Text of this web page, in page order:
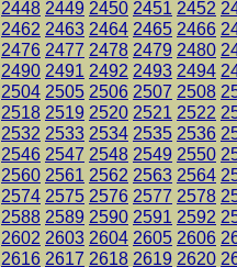
2448 2449 2450 2451 2452
2462 2463 2464 2465 2466
2476 2477 2478 2479 2480
2490 2491 2492 2493 2494
2504 2505 2506 2507 2508
2518 2519 2520 2521 2522
2532 2533 2534 2535 2536
2546 2547 2548 2549 2550
2560 2561 2562 2563 2564
2574 2575 2576 2577 2578
2588 2589 2590 2591 2592
2602 2603 2604 2605 2606
2616 2617 2618 2619 2620